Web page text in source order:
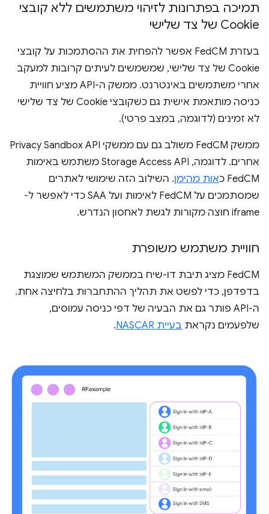
תמיכה בפתרונות לזיהוי משתמשים ללא קובצי
Cookie של צד שלישי
בעזרת FedCM אפשר להפחית את ההסתמכות על קובצי
Cookie של צד שלישי, שמשמשים לעיתים קרובות למעקב
אחרי משתמשים באינטרנט. ממשק ה-API מציע חוויית
כניסה מותאמת אישית גם כשקובצי Cookie של צד שלישי
לא זמינים (לדוגמה, במצב פרטי).
ממשק FedCM משולב גם עם ממשקי Privacy Sandbox API
אחרים. לדוגמה, Storage Access API משתמש באימות
FedCM כ
אות מהימן. השילוב הזה שימושי לאתרים
שמסתמכים על FedCM לאימות ועל SAA כדי לאפשר ל-
iframe חוצה מקורות לגשת לאחסון הנדרש.
חוויית משתמש משופרת
‫FedCM מציג תיבת דו-שיח בממשק המשתמש שמוצגת
בדפדפן, כדי לפשט את תהליך ההתחברות בלחיצה אחת.
ה-API פותר גם את הבעיה של דפי כניסה עמוסים,
שלפעמים נקראת בעיית NASCAR .